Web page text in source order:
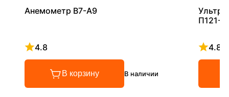
Анемометр В7-А9
4.8
Рейтинг 4.8 из 5
В корзину В наличии
П121-
4.8